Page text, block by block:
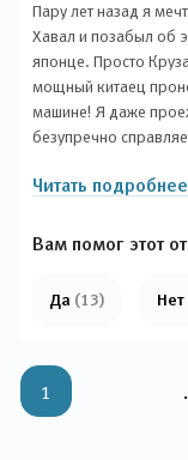
Пару лет назад я
Хавал и позабыл об
японце. Просто
мощный китаец
машине! Я даже
безупречно
двое суток, и их
майорского
Читать подробнее
Вам помог этот
Да (13) Нет
1